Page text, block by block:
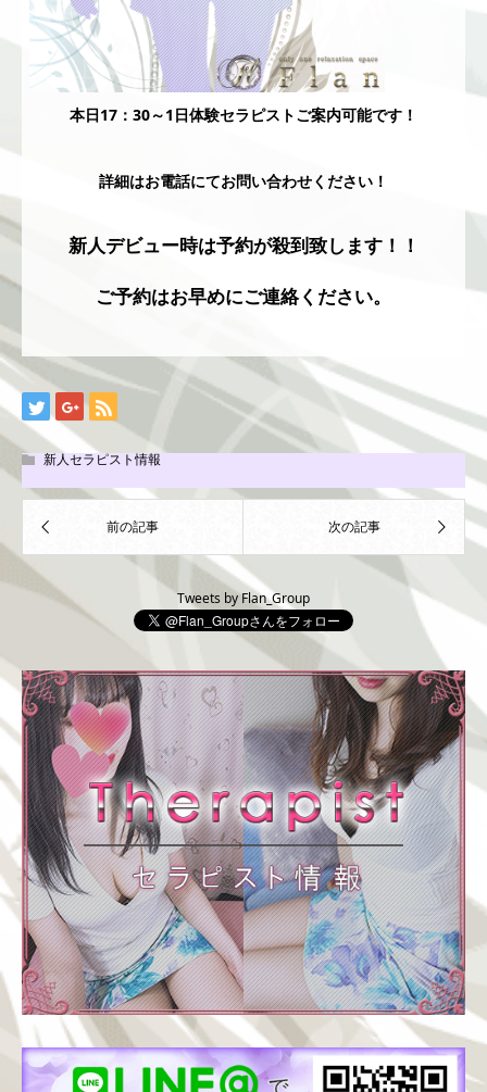
本日17：30～1日体験セラピストご案内可能です！
詳細はお電話にてお問い合わせください！
新人デビュー時は予約が殺到致します！！
ご予約はお早めにご連絡ください。
新人セラピスト情報
Tweets by Flan_Group